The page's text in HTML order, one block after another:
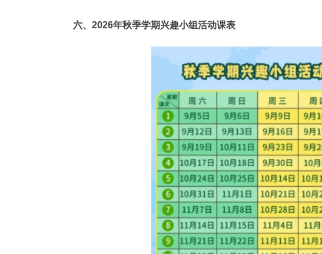
六、2026年秋季学期兴趣小组活动课表